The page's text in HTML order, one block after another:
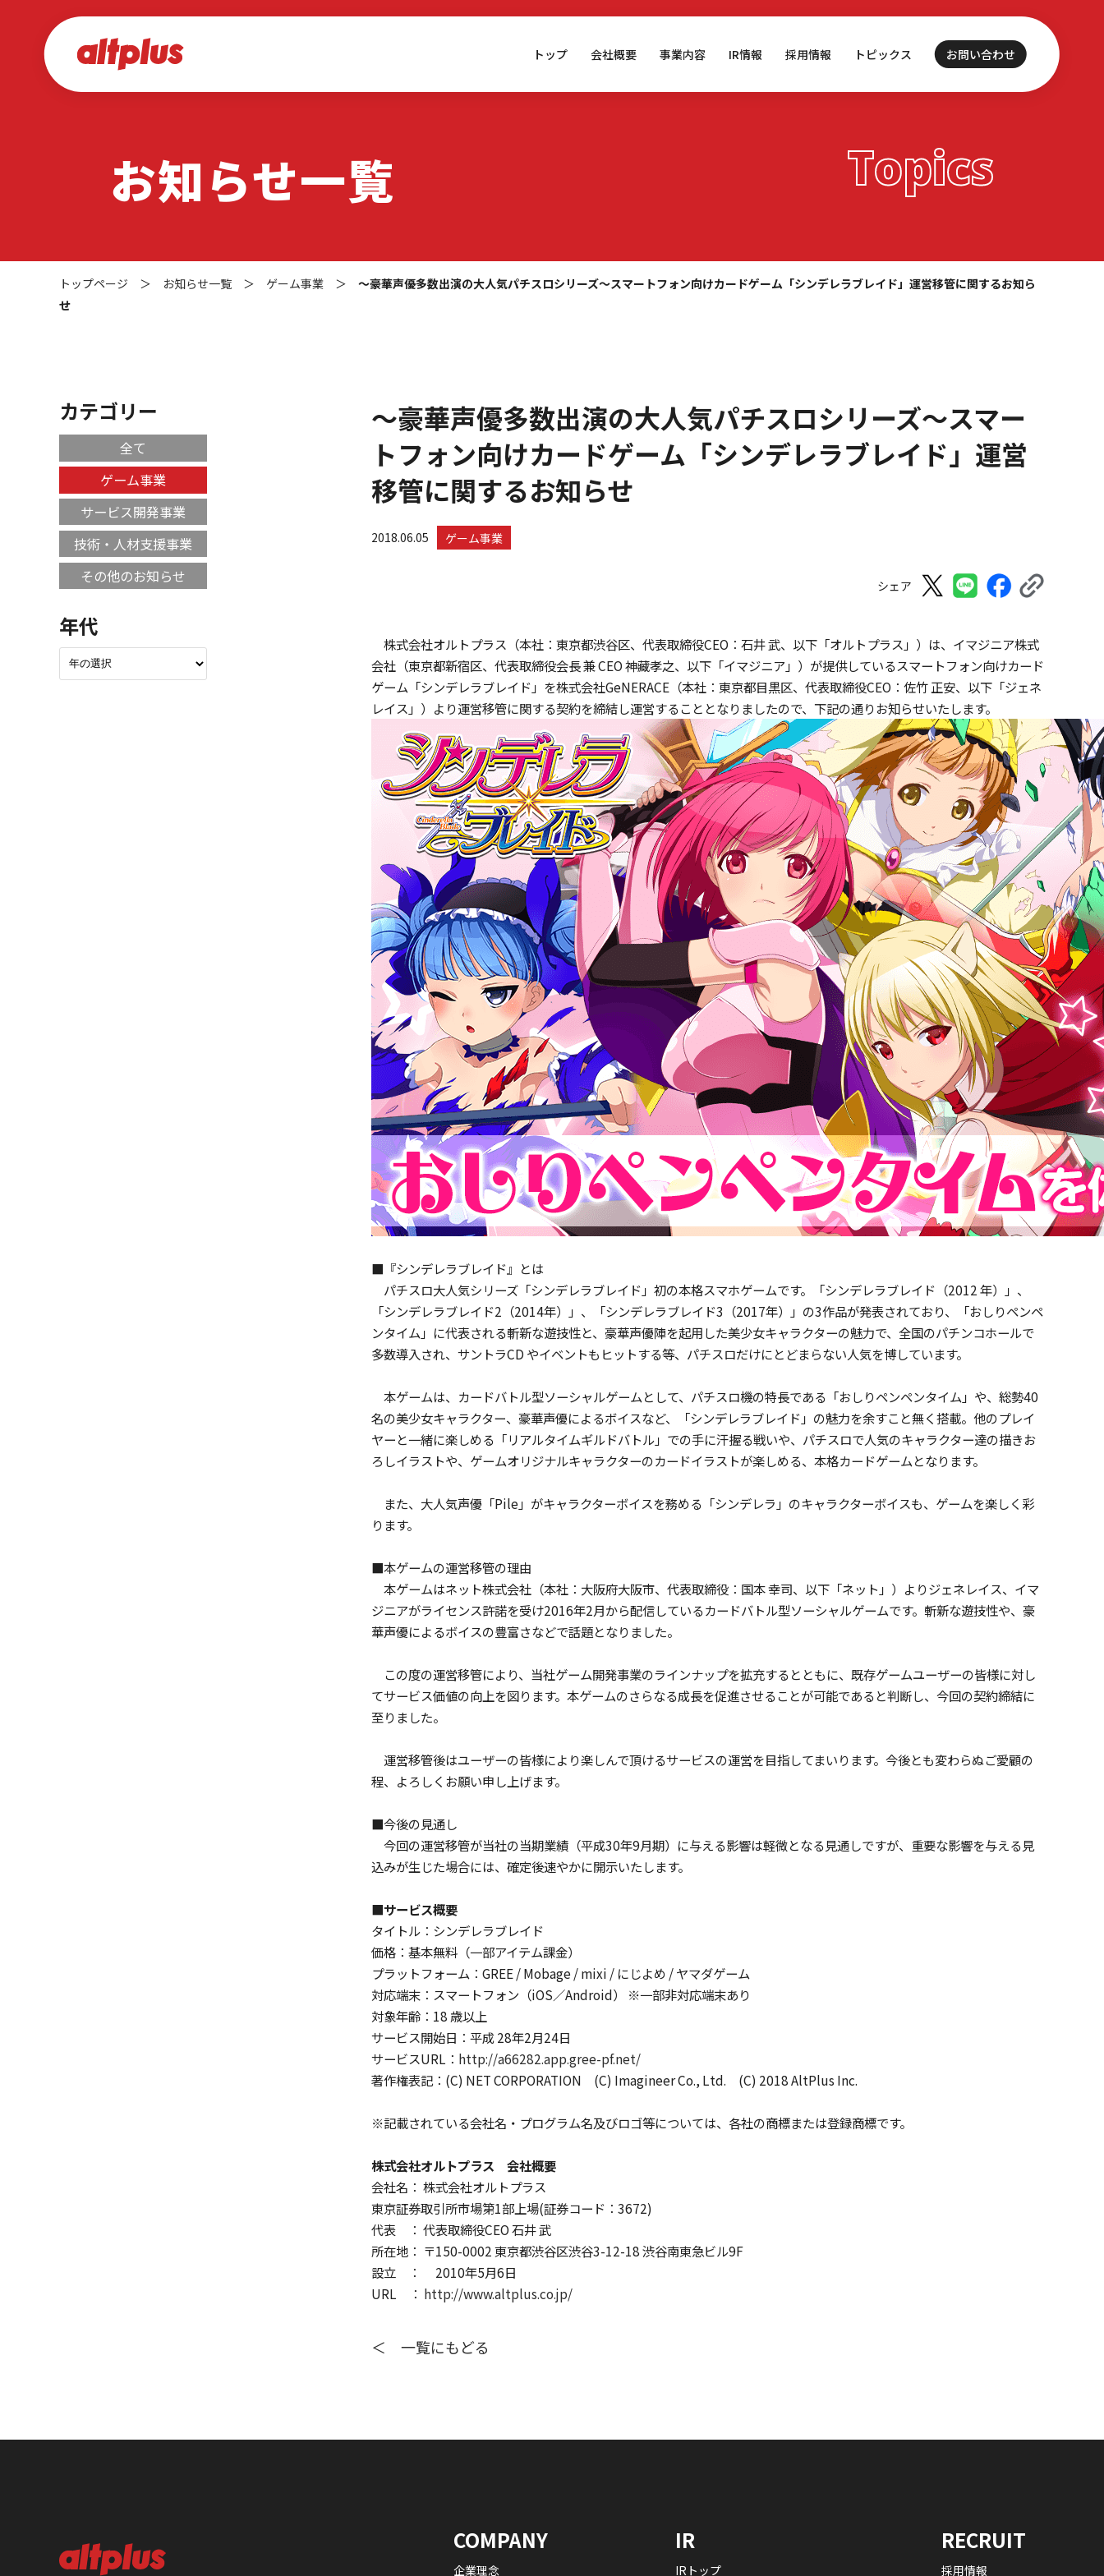
トップ 会社概要 事業内容 IR情報 採用情報 トピックス お問い合わせ
お知らせ一覧 Topics
トップページ ＞ お知らせ一覧 ＞ ゲーム事業 ＞ ～豪華声優多数出演の大人気パチスロシリーズ～スマートフォン向けカードゲーム「シンデレラブレイド」運営移管に関するお知ら
せ
～豪華声優多数出演の大人気パチスロシリーズ～スマー
トフォン向けカードゲーム「シンデレラブレイド」運営
移管に関するお知らせ
2018.06.05 ゲーム事業
シェア
株式会社オルトプラス（本社：東京都渋谷区、代表取締役CEO：石井 武、以下「オルトプラス」）は、イマジニア株式
会社（東京都新宿区、代表取締役会長 兼 CEO 神藏孝之、以下「イマジニア」）が提供しているスマートフォン向けカード
ゲーム「シンデレラブレイド」を株式会社GeNERACE（本社：東京都目黒区、代表取締役CEO：佐竹 正安、以下「ジェネ
レイス」）より運営移管に関する契約を締結し運営することとなりましたので、下記の通りお知らせいたします。
■『シンデレラブレイド』とは
パチスロ大人気シリーズ「シンデレラブレイド」初の本格スマホゲームです。「シンデレラブレイド（2012 年）」、
「シンデレラブレイド2（2014年）」、「シンデレラブレイド3（2017年）」の3作品が発表されており、「おしりペンペ
ンタイム」に代表される斬新な遊技性と、豪華声優陣を起用した美少女キャラクターの魅力で、全国のパチンコホールで
多数導入され、サントラCD やイベントもヒットする等、パチスロだけにとどまらない人気を博しています。
本ゲームは、カードバトル型ソーシャルゲームとして、パチスロ機の特長である「おしりペンペンタイム」や、総勢40
名の美少女キャラクター、豪華声優によるボイスなど、「シンデレラブレイド」の魅力を余すこと無く搭載。他のプレイ
ヤーと一緒に楽しめる「リアルタイムギルドバトル」での手に汗握る戦いや、パチスロで人気のキャラクター達の描きお
ろしイラストや、ゲームオリジナルキャラクターのカードイラストが楽しめる、本格カードゲームとなります。
また、大人気声優「Pile」がキャラクターボイスを務める「シンデレラ」のキャラクターボイスも、ゲームを楽しく彩
ります。
■本ゲームの運営移管の理由
本ゲームはネット株式会社（本社：大阪府大阪市、代表取締役：国本 幸司、以下「ネット」）よりジェネレイス、イマ
ジニアがライセンス許諾を受け2016年2月から配信しているカードバトル型ソーシャルゲームです。斬新な遊技性や、豪
華声優によるボイスの豊富さなどで話題となりました。
この度の運営移管により、当社ゲーム開発事業のラインナップを拡充するとともに、既存ゲームユーザーの皆様に対し
てサービス価値の向上を図ります。本ゲームのさらなる成長を促進させることが可能であると判断し、今回の契約締結に
至りました。
運営移管後はユーザーの皆様により楽しんで頂けるサービスの運営を目指してまいります。今後とも変わらぬご愛顧の
程、よろしくお願い申し上げます。
■今後の見通し
今回の運営移管が当社の当期業績（平成30年9月期）に与える影響は軽微となる見通しですが、重要な影響を与える見
込みが生じた場合には、確定後速やかに開示いたします。
■サービス概要
タイトル：シンデレラブレイド
価格：基本無料（一部アイテム課金）
プラットフォーム：GREE / Mobage / mixi / にじよめ / ヤマダゲーム
対応端末：スマートフォン（iOS／Android） ※一部非対応端末あり
対象年齢：18 歳以上
サービス開始日：平成 28年2月24日
サービスURL： http://a66282.app.gree-pf.net/
著作権表記：(C) NET CORPORATION (C) Imagineer Co., Ltd. (C) 2018 AltPlus Inc.
※記載されている会社名・プログラム名及びロゴ等については、各社の商標または登録商標です。
株式会社オルトプラス 会社概要
会社名： 株式会社オルトプラス
東京証券取引所市場第1部上場(証券コード：3672)
代表 ： 代表取締役CEO 石井 武
所在地： 〒150-0002 東京都渋谷区渋谷3-12-18 渋谷南東急ビル9F
設立 ： 2010年5月6日
URL ： http://www.altplus.co.jp/
＜ 一覧にもどる
カテゴリー
全て
ゲーム事業
サービス開発事業
技術・人材支援事業
その他のお知らせ
年代
COMPANY
企業理念
IR
IRトップ
RECRUIT
採用情報